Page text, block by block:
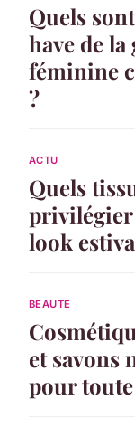
Quels
have de
féminine
?
ACTU
Quels
look
BEAUTE
et savons
pour